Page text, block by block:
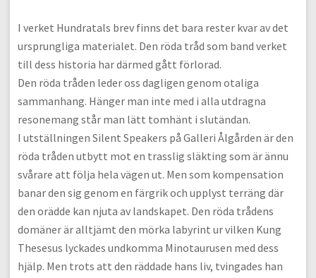
I verket Hundratals brev finns det bara rester kvar av det
ursprungliga materialet. Den röda tråd som band verket
till dess historia har därmed gått förlorad.
Den röda tråden leder oss dagligen genom otaliga
sammanhang. Hänger man inte med i alla utdragna
resonemang står man lätt tomhänt i slutändan.
I utställningen Silent Speakers på Galleri Ålgården är den
röda tråden utbytt mot en trasslig släkting som är ännu
svårare att följa hela vägen ut. Men som kompensation
banar den sig genom en färgrik och upplyst terräng där
den orädde kan njuta av landskapet. Den röda trådens
domäner är alltjämt den mörka labyrint ur vilken Kung
Thesesus lyckades undkomma Minotaurusen med dess
hjälp. Men trots att den räddade hans liv, tvingades han